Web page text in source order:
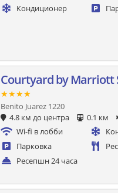
Кондиционер
Courtyard by Marriott
★★★★
Benito Juarez 1220
4.8 км до центра
0.1 км
Wi-fi в лобби
Парковка
Ресепшн 24 часа